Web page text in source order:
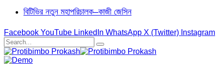
বিটিভির নতুন মহাপরিচালক–কাজী জেসিন
Facebook YouTube LinkedIn WhatsApp X (Twitter) Instagram